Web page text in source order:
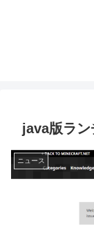
java版ラン
ニュース